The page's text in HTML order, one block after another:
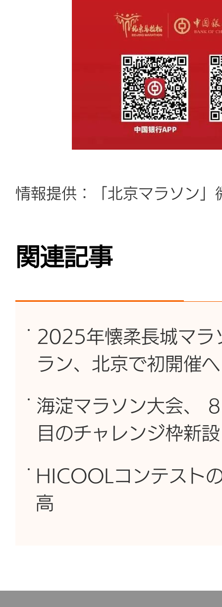
情報提供：「北京マラソン
関連記事
2025年懐柔長城マラ
ラン、北京で初開催へ
海淀マラソン大会、
目のチャレンジ枠新設
HICOOLコンテスト
高